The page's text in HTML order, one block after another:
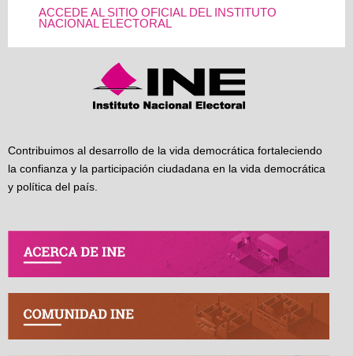
ACCEDE AL SITIO OFICIAL DEL INSTITUTO
NACIONAL ELECTORAL
Contribuimos al desarrollo de la vida democrática fortaleciendo
la confianza y la participación ciudadana en la vida democrática
y política del país.